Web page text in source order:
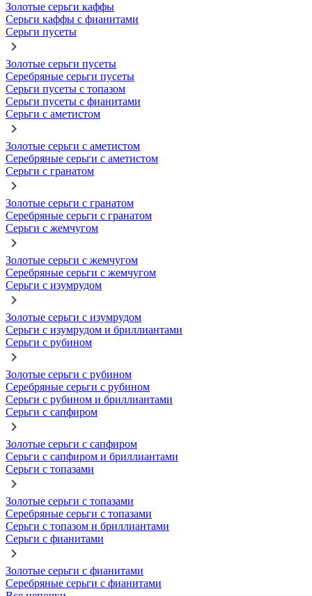
Золотые серьги каффы
Серьги каффы с фианитами
Серьги пусеты
Золотые серьги пусеты
Серебряные серьги пусеты
Серьги пусеты с топазом
Серьги пусеты с фианитами
Серьги с аметистом
Золотые серьги с аметистом
Серебряные серьги с аметистом
Серьги с гранатом
Золотые серьги с гранатом
Серебряные серьги с гранатом
Серьги с жемчугом
Золотые серьги с жемчугом
Серебряные серьги с жемчугом
Серьги с изумрудом
Золотые серьги с изумрудом
Серьги с изумрудом и бриллиантами
Серьги с рубином
Золотые серьги с рубином
Серебряные серьги с рубином
Серьги с рубином и бриллиантами
Серьги с сапфиром
Золотые серьги с сапфиром
Серьги с сапфиром и бриллиантами
Серьги с топазами
Золотые серьги с топазами
Серебряные серьги с топазами
Серьги с топазом и бриллиантами
Серьги с фианитами
Золотые серьги с фианитами
Серебряные серьги с фианитами